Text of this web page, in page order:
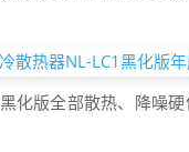
化版全部散热、降噪